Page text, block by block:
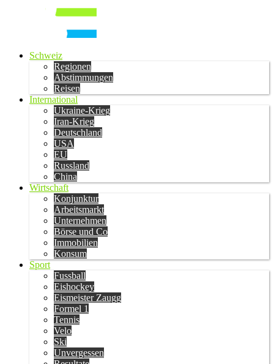
Schweiz
Regionen
Abstimmungen
Reisen
International
Ukraine-Krieg
Iran-Krieg
Deutschland
USA
EU
Russland
China
Wirtschaft
Konjunktur
Arbeitsmarkt
Unternehmen
Börse und Co
Immobilien
Konsum
Sport
Fussball
Eishockey
Eismeister Zaugg
Formel 1
Tennis
Velo
Ski
Unvergessen